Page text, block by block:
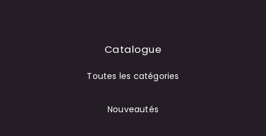
Catalogue
Toutes les catégories
Nouveautés